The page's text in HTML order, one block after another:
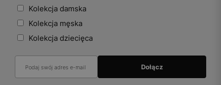
Kolekcja damska
Kolekcja męska
Kolekcja dziecięca